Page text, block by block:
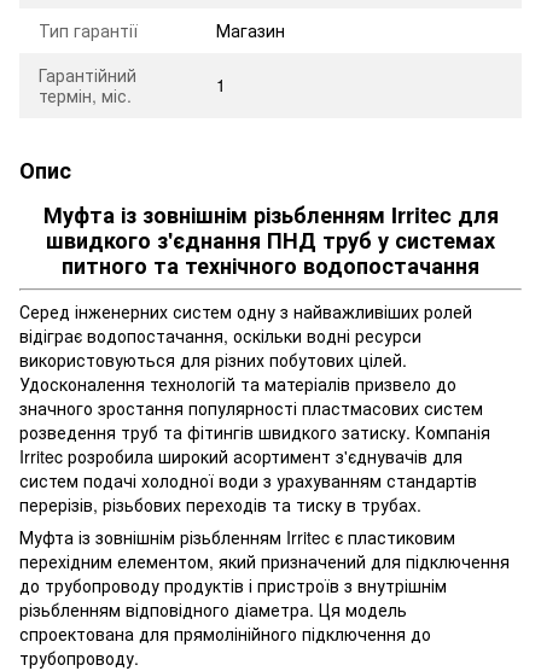
Тип гарантії
Магазин
Гарантійний
термін, міс.
1
Опис
Муфта із зовнішнім різьбленням Irritec для
швидкого з'єднання ПНД труб у системах
питного та технічного водопостачання
Серед інженерних систем одну з найважливіших ролей
відіграє водопостачання, оскільки водні ресурси
використовуються для різних побутових цілей.
Удосконалення технологій та матеріалів призвело до
значного зростання популярності пластмасових систем
розведення труб та фітингів швидкого затиску. Компанія
Irritec розробила широкий асортимент з'єднувачів для
систем подачі холодної води з урахуванням стандартів
перерізів, різьбових переходів та тиску в трубах.
Муфта із зовнішнім різьбленням Irritec є пластиковим
перехідним елементом, який призначений для підключення
до трубопроводу продуктів і пристроїв з внутрішнім
різьбленням відповідного діаметра. Ця модель
спроектована для прямолінійного підключення до
трубопроводу.